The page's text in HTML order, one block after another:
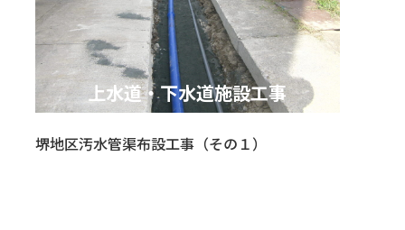
上水道・下水道施設工事
堺地区汚水管渠布設工事（その１）